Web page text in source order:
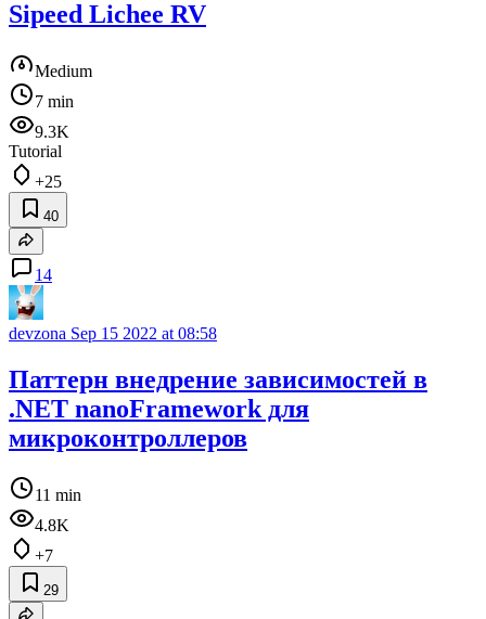
Sipeed Lichee RV
Medium
7 min
9.3K
Tutorial
+25
40
14
devzona Sep 15 2022 at 08:58
Паттерн внедрение зависимостей в
.NET nanoFramework для
микроконтроллеров
11 min
4.8K
+7
29